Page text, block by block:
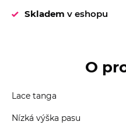
Skladem v eshopu
O
Lace tanga
Nízká výška pasu